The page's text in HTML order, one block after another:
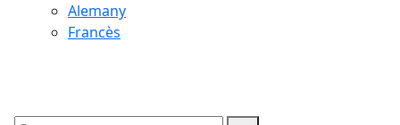
Alemany
Francès